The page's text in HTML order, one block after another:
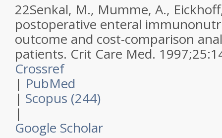
22Senkal, M., Mumme, A.,
postoperative enteral
outcome and cost-comparison
patients. Crit Care Med. 1997;25:
Crossref
| PubMed
| Scopus (244)
|
Google Scholar